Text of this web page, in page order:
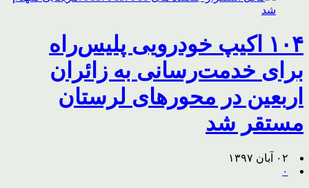
شد
۱۰۴ اکیپ خودرویی پلیس‌راه
برای خدمت‌رسانی به زائران
اربعین در محورهای لرستان
مستقر شد
۰۲ آبان ۱۳۹۷
۰